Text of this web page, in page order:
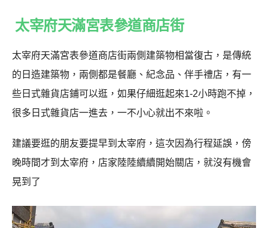
太宰府天滿宮表參道商店街
太宰府天滿宮表參道商店街兩側建築物相當復古，是傳統
的日造建築物，兩側都是餐廳、紀念品、伴手禮店，有一
些日式雜貨店鋪可以逛，如果仔細逛起來1-2小時跑不掉，
很多日式雜貨店一進去，一不小心就出不來啦。
建議要逛的朋友要提早到太宰府，這次因為行程延誤，傍
晚時間才到太宰府，店家陸陸續續開始關店，就沒有機會
晃到了